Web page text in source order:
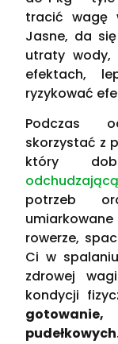
tracić wagę
Jasne, da
utraty wody,
efektach,
ryzykować
Podczas
skorzystać z
który
odchudzającą
potrzeb
rowerze,
Ci w
zdrowej
kondycji